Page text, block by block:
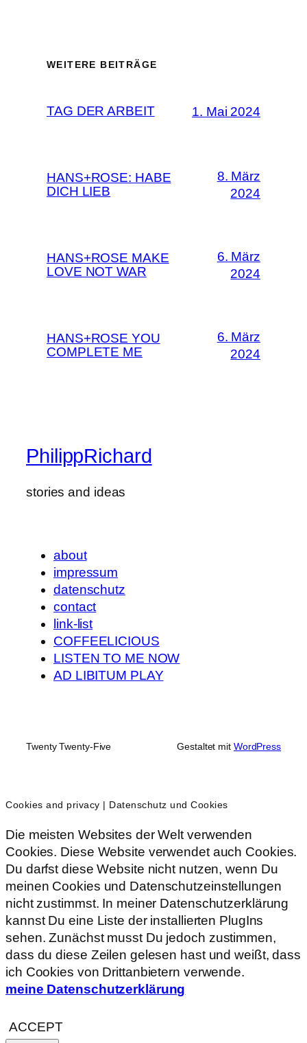
WEITERE BEITRÄGE
TAG DER ARBEIT 1. Mai 2024
HANS+ROSE: HABE
DICH LIEB
8. März
2024
HANS+ROSE MAKE
LOVE NOT WAR
6. März
2024
HANS+ROSE YOU
COMPLETE ME
6. März
2024
PhilippRichard
stories and ideas
about
impressum
datenschutz
contact
link-list
COFFEELICIOUS
LISTEN TO ME NOW
AD LIBITUM PLAY
Twenty Twenty-Five Gestaltet mit WordPress
Cookies and privacy | Datenschutz und Cookies
Die meisten Websites der Welt verwenden
Cookies. Diese Website verwendet auch Cookies.
Du darfst diese Website nicht nutzen, wenn Du
meinen Cookies und Datenschutzeinstellungen
nicht zustimmst. In meiner Datenschutzerklärung
kannst Du eine Liste der installierten PlugIns
sehen. Zunächst musst Du jedoch zustimmen,
dass du diese Zeilen gelesen hast und weißt, dass
ich Cookies von Drittanbietern verwende.
meine Datenschutzerklärung
ACCEPT